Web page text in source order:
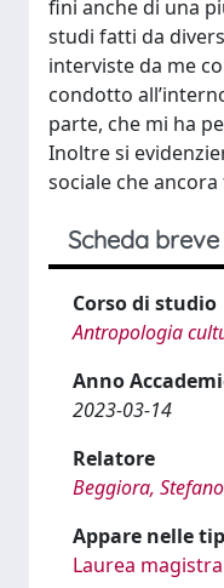
fini anche di una
studi fatti da
interviste da me
condotto
parte, che mi ha
Inoltre si
sociale che
Scheda breve
Corso di studio
Antropologia
Anno
2023-03-14
Relatore
Beggiora, Stefano
Appare nelle
Laurea